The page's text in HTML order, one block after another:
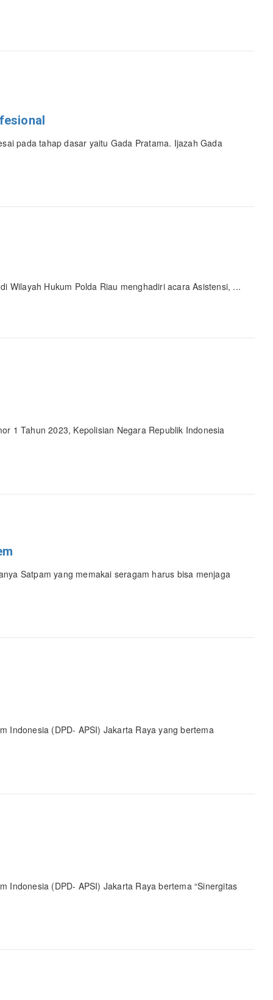
pada tahap dasar yaitu Gada Pratama. Ijazah Gada
Wilayah Hukum Polda Riau menghadiri acara Asistensi, ...
1 Tahun 2023, Kepolisian Negara Republik Indonesia
Satpam yang memakai seragam harus bisa menjaga
Indonesia (DPD- APSI) Jakarta Raya yang bertema
Indonesia (DPD- APSI) Jakarta Raya bertema “Sinergitas